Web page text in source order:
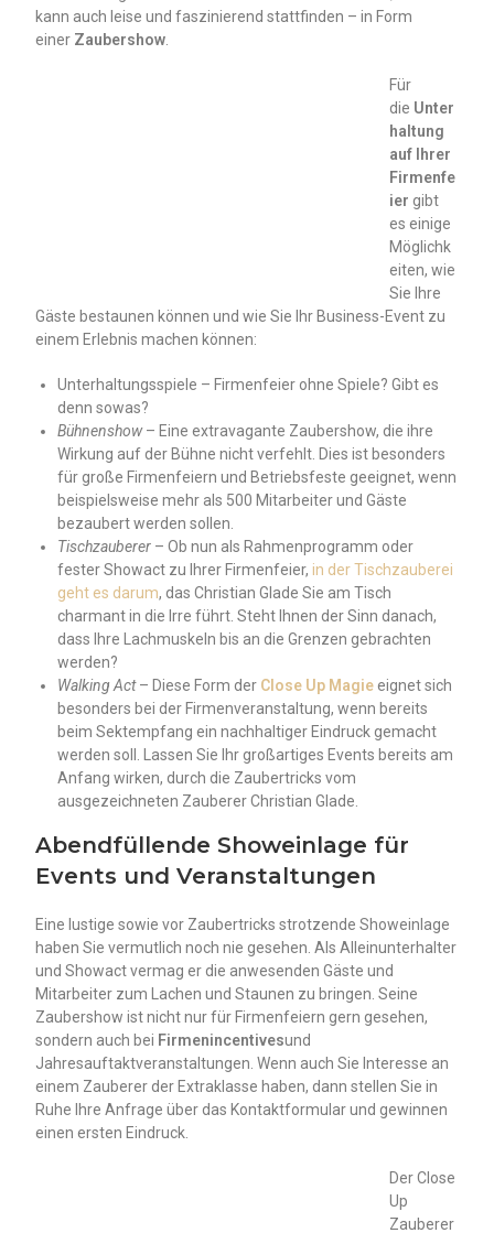
kann auch leise und faszinierend stattfinden – in Form
einer Zaubershow
Für
die Unter
haltung
auf Ihrer
Firmenfe
ier gibt
es einige
Möglichk
eiten, wie
Sie Ihre
Gäste bestaunen können und wie Sie Ihr Business-Event zu
einem Erlebnis machen können:
Unterhaltungsspiele – Firmenfeier ohne Spiele? Gibt es
denn sowas?
Bühnenshow– Eine extravagante Zaubershow, die ihre
Wirkung auf der Bühne nicht verfehlt. Dies ist besonders
für große Firmenfeiern und Betriebsfeste geeignet, wenn
beispielsweise mehr als 500 Mitarbeiter und Gäste
bezaubert werden sollen.
Tischzauberer – Ob nun als Rahmenprogramm oder
fester Showact zu Ihrer Firmenfeier,in der Tischzauberei
geht es darum, das Christian Glade Sie am Tisch
charmant in die Irre führt. Steht Ihnen der Sinn danach,
dass Ihre Lachmuskeln bis an die Grenzen gebrachten
werden?
Walking Act– Diese Form der Close Up Magieeignet sich
besonders bei der Firmenveranstaltung, wenn bereits
beim Sektempfang ein nachhaltiger Eindruck gemacht
werden soll. Lassen Sie Ihr großartiges Events bereits am
Anfang wirken, durch die Zaubertricks vom
ausgezeichneten Zauberer Christian Glade.
Abendfüllende Showeinlage für
Events und Veranstaltungen
Eine lustige sowie vor Zaubertricks strotzende Showeinlage
haben Sie vermutlich noch nie gesehen. Als Alleinunterhalter
und Showact vermag er die anwesenden Gäste und
Mitarbeiter zum Lachen und Staunen zu bringen. Seine
Zaubershow ist nicht nur für Firmenfeiern gern gesehen,
sondern auch bei Firmenincentivesund
Jahresauftaktveranstaltungen. Wenn auch Sie Interesse an
einem Zauberer der Extraklasse haben, dann stellen Sie in
Ruhe Ihre Anfrage über das Kontaktformular und gewinnen
einen ersten Eindruck.
Der Close
Up
Zauberer